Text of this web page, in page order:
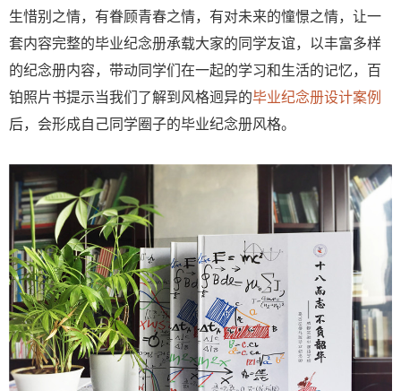
生惜别之情，有眷顾青春之情，有对未来的憧憬之情，让一
套内容完整的毕业纪念册承载大家的同学友谊，以丰富多样
的纪念册内容，带动同学们在一起的学习和生活的记忆，百
铂照片书提示当我们了解到风格迥异的毕业纪念册设计案例
后，会形成自己同学圈子的毕业纪念册风格。